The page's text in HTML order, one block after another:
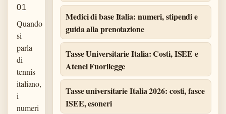
01
Quando
si
parla
di
tennis
italiano,
i
numeri
Medici di base Italia: numeri, stipendi e
guida alla prenotazione
Tasse Universitarie Italia: Costi, ISEE e
Atenei Fuorilegge
Tasse universitarie Italia 2026: costi, fasce
ISEE, esoneri